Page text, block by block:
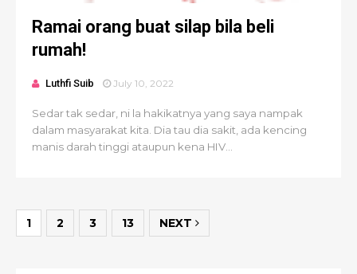
Ramai orang buat silap bila beli
rumah!
Luthfi Suib July 10, 2022
Sedar tak sedar, ni la hakikatnya yang saya nampak
dalam masyarakat kita. Dia tau dia sakit, ada kencing
manis darah tinggi ataupun kena HIV...
1 2 3 13 NEXT